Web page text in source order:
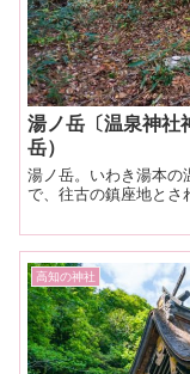
湯ノ岳〔温泉神社
岳）
湯ノ岳。いわき湯本の
で、往古の鎮座地とさ
高知の神社